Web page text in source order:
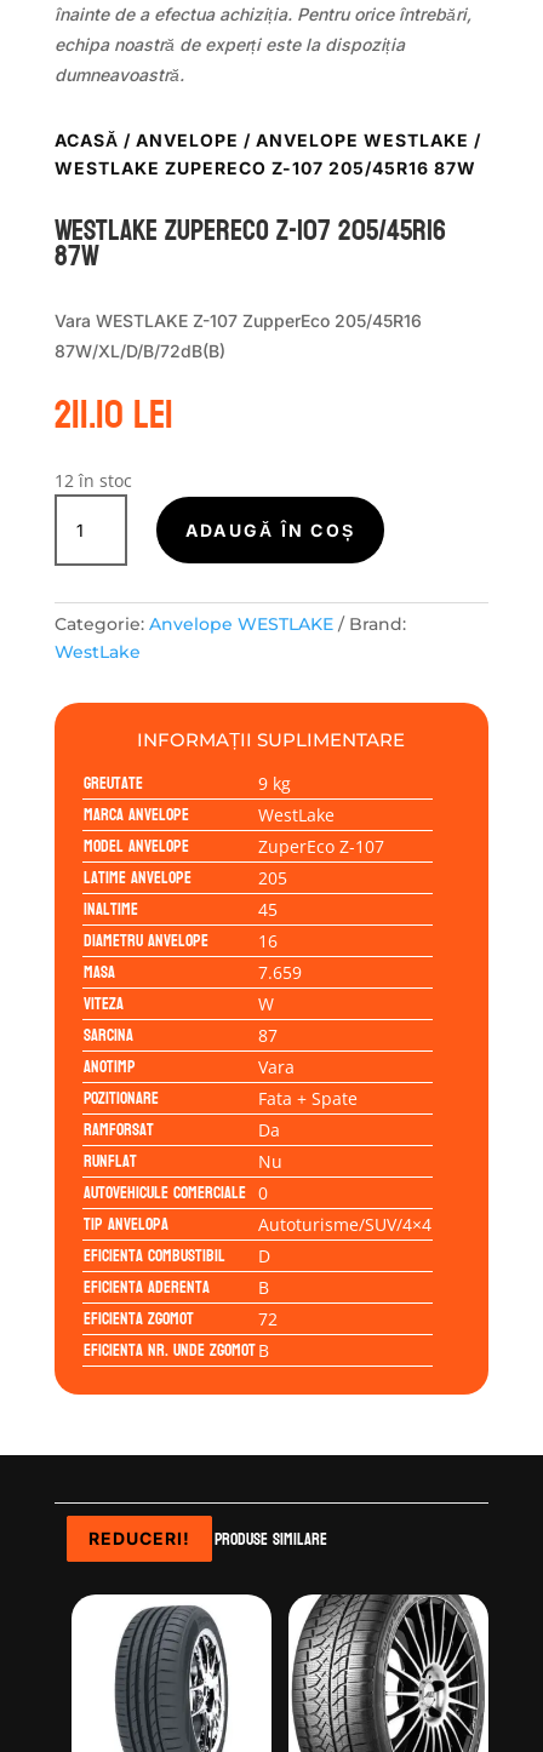
înainte de a efectua achiziția. Pentru orice întrebări,
echipa noastră de experți este la dispoziția
dumneavoastră.
ACASĂ / ANVELOPE / ANVELOPE WESTLAKE /
WESTLAKE ZUPERECO Z-107 205/45R16 87W
WestLake ZUPERECO Z-107 205/45R16
87W
Vara WESTLAKE Z-107 ZupperEco 205/45R16
87W/XL/D/B/72dB(B)
211.10lei
12 în stoc
Cantitate
WestLake
ZUPERECO
107
205/45R16
ADAUGĂ ÎN COȘ
Categorie: Anvelope WESTLAKE
Brand:
WestLake
INFORMAȚII SUPLIMENTARE
Greutate 9 kg
Marca anvelope WestLake
Model anvelope ZuperEco Z-107
Latime anvelope 205
Inaltime 45
Diametru anvelope 16
Masa 7.659
Viteza W
Sarcina 87
Anotimp Vara
Pozitionare Fata + Spate
Ramforsat Da
Runflat Nu
Autovehicule comerciale 0
Tip anvelopa Autoturisme/SUV/4×4
Eficienta Combustibil D
Eficienta Aderenta B
Eficienta Zgomot 72
Eficienta Nr. Unde ZgomotB
Produse similare
REDUCERI!
REDUCERI!
REDUCERI!
REDUCERI!